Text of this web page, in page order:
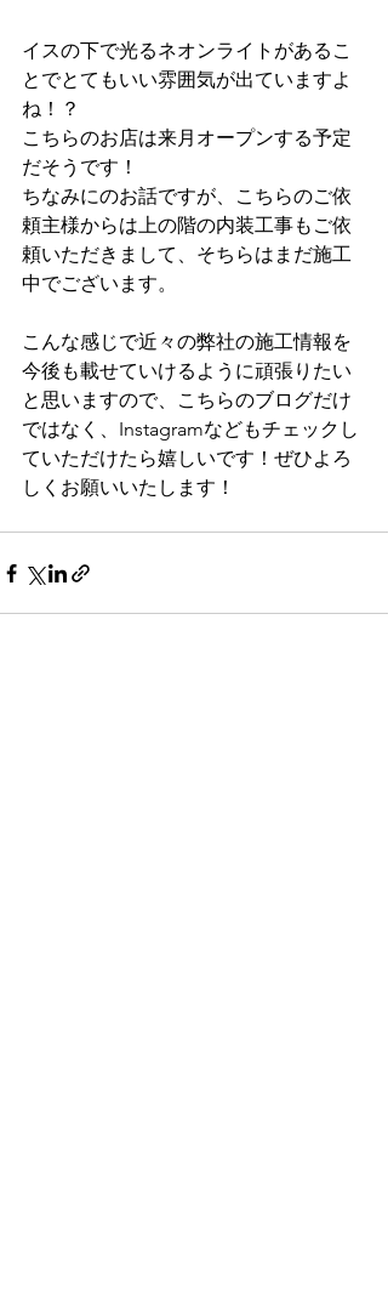
イスの下で光るネオンライトがあるこ
とでとてもいい雰囲気が出ていますよ
ね！？
こちらのお店は来月オープンする予定
だそうです！
ちなみにのお話ですが、こちらのご依
頼主様からは上の階の内装工事もご依
頼いただきまして、そちらはまだ施工
中でございます。
こんな感じで近々の弊社の施工情報を
今後も載せていけるように頑張りたい
と思いますので、こちらのブログだけ
ではなく、Instagramなどもチェックし
ていただけたら嬉しいです！ぜひよろ
しくお願いいたします！